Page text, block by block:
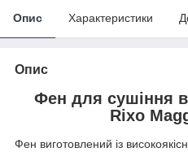
Опис Характеристики
Опис
Фен для сушіння
Rixo
Фен виготовлений із